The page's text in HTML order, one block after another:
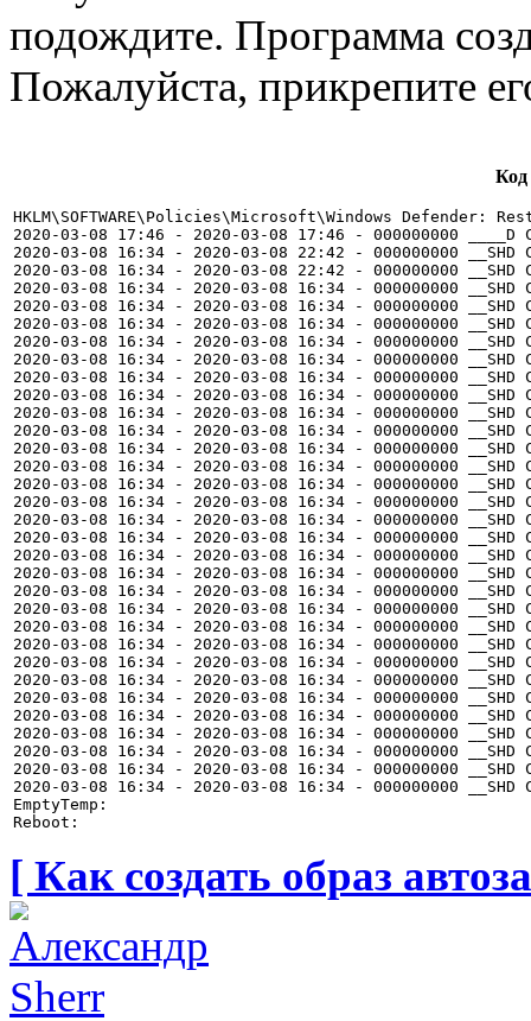
подождите. Программа
Пожалуйста, прикрепите
Код
HKLM\SOFTWARE\Policies\Microsoft\Windows Defender:
2020-03-08 17:46 - 2020-03-08 17:46 - 000000000 ____D
2020-03-08 16:34 - 2020-03-08 22:42 - 000000000 __SHD
2020-03-08 16:34 - 2020-03-08 22:42 - 000000000 __SHD
2020-03-08 16:34 - 2020-03-08 16:34 - 000000000 __SHD
2020-03-08 16:34 - 2020-03-08 16:34 - 000000000 __SHD
2020-03-08 16:34 - 2020-03-08 16:34 - 000000000
2020-03-08 16:34 - 2020-03-08 16:34 - 000000000 __SHD
2020-03-08 16:34 - 2020-03-08 16:34 - 000000000
2020-03-08 16:34 - 2020-03-08 16:34 - 000000000 __SHD
2020-03-08 16:34 - 2020-03-08 16:34 - 000000000 __SHD
2020-03-08 16:34 - 2020-03-08 16:34 - 000000000 __SHD
2020-03-08 16:34 - 2020-03-08 16:34 - 000000000 __SHD
2020-03-08 16:34 - 2020-03-08 16:34 - 000000000
2020-03-08 16:34 - 2020-03-08 16:34 - 000000000 __SHD
2020-03-08 16:34 - 2020-03-08 16:34 - 000000000
2020-03-08 16:34 - 2020-03-08 16:34 - 000000000 __SHD
2020-03-08 16:34 - 2020-03-08 16:34 - 000000000 __SHD
2020-03-08 16:34 - 2020-03-08 16:34 - 000000000
2020-03-08 16:34 - 2020-03-08 16:34 - 000000000 __SHD
2020-03-08 16:34 - 2020-03-08 16:34 - 000000000 __SHD
2020-03-08 16:34 - 2020-03-08 16:34 - 000000000 __SHD
2020-03-08 16:34 - 2020-03-08 16:34 - 000000000
2020-03-08 16:34 - 2020-03-08 16:34 - 000000000 __SHD
2020-03-08 16:34 - 2020-03-08 16:34 - 000000000
2020-03-08 16:34 - 2020-03-08 16:34 - 000000000
2020-03-08 16:34 - 2020-03-08 16:34 - 000000000
2020-03-08 16:34 - 2020-03-08 16:34 - 000000000
2020-03-08 16:34 - 2020-03-08 16:34 - 000000000
2020-03-08 16:34 - 2020-03-08 16:34 - 000000000
2020-03-08 16:34 - 2020-03-08 16:34 - 000000000
2020-03-08 16:34 - 2020-03-08 16:34 - 000000000
2020-03-08 16:34 - 2020-03-08 16:34 - 000000000 __SHD
EmptyTemp:
[ Как создать образ